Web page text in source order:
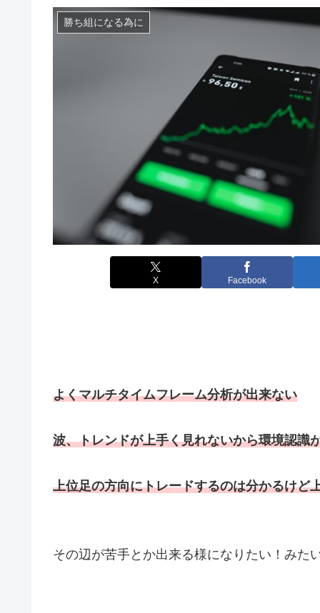
勝ち組になる為に
X Facebook
よくマルチタイムフレーム分析が出来ない
波、トレンドが上手く見れないから環境認識
上位足の方向にトレードするのは分かるけど
その辺が苦手とか出来る様になりたい！みた